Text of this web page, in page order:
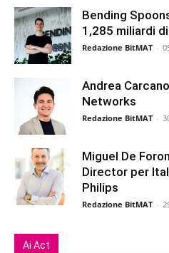
Bending
1,285 miliardi
Redazione BitMAT -
Andrea
Networks
Redazione BitMAT -
Miguel De
Director per
Philips
Redazione BitMAT -
Ai Act